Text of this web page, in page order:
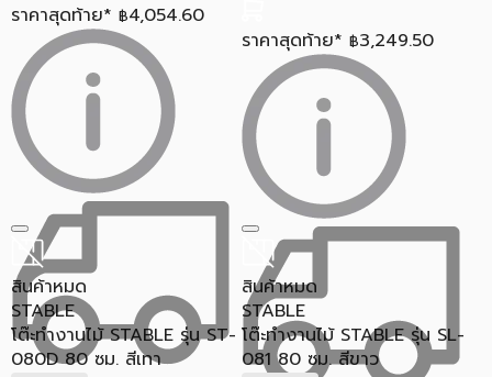
ราคาสุดท้าย* ฿4,054.60
ราคาสุดท้าย* ฿3,249.50
สินค้าหมด
STABLE
โต๊ะทำงานไม้ STABLE รุ่น ST-
080D 80 ซม. สีเทา
สินค้าหมด
STABLE
โต๊ะทำงานไม้ STABLE รุ่น SL-
081 80 ซม. สีขาว